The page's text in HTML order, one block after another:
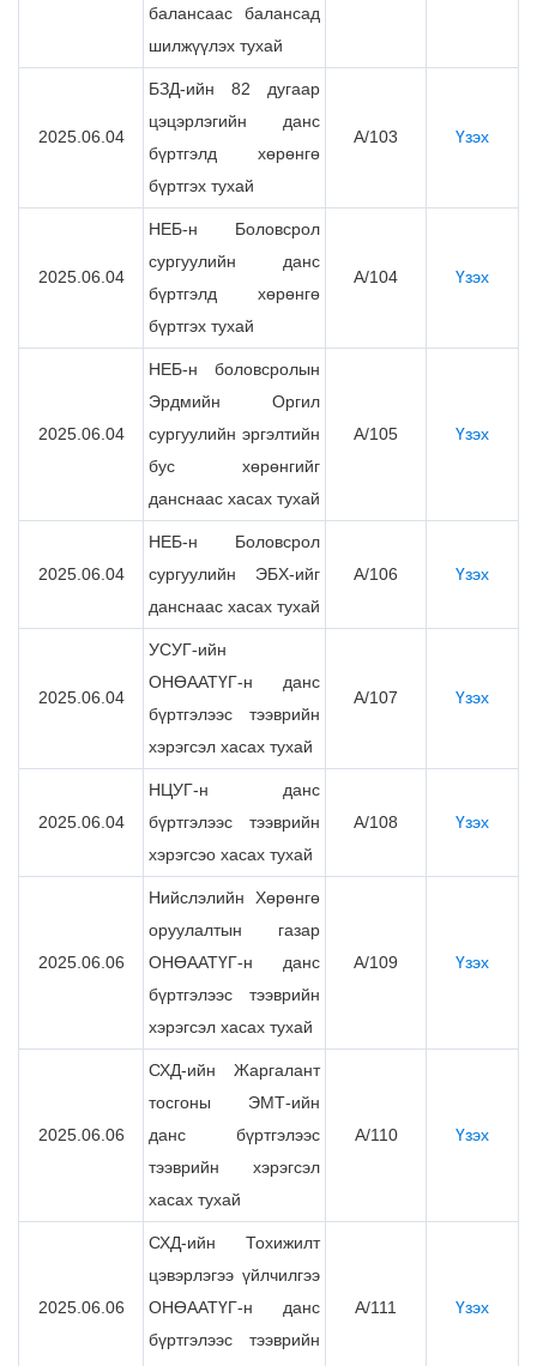
балансаас балансад
шилжүүлэх тухай
2025.06.04
БЗД-ийн 82 дугаар
цэцэрлэгийн данс
бүртгэлд хөрөнгө
бүртгэх тухай
А/103 Үзэх
2025.06.04
НЕБ-н Боловсрол
сургуулийн данс
бүртгэлд хөрөнгө
бүртгэх тухай
А/104 Үзэх
2025.06.04
НЕБ-н боловсролын
Эрдмийн Оргил
сургуулийн эргэлтийн
бус хөрөнгийг
данснаас хасах тухай
А/105 Үзэх
2025.06.04
НЕБ-н Боловсрол
сургуулийн ЭБХ-ийг
данснаас хасах тухай
А/106 Үзэх
2025.06.04
УСУГ-ийн
ОНӨААТҮГ-н данс
бүртгэлээс тээврийн
хэрэгсэл хасах тухай
А/107 Үзэх
2025.06.04
НЦУГ-н данс
бүртгэлээс тээврийн
хэрэгсэо хасах тухай
А/108 Үзэх
2025.06.06
Нийслэлийн Хөрөнгө
оруулалтын газар
ОНӨААТҮГ-н данс
бүртгэлээс тээврийн
хэрэгсэл хасах тухай
А/109 Үзэх
2025.06.06
СХД-ийн Жаргалант
тосгоны ЭМТ-ийн
данс бүртгэлээс
тээврийн хэрэгсэл
хасах тухай
А/110 Үзэх
2025.06.06
СХД-ийн Тохижилт
цэвэрлэгээ үйлчилгээ
ОНӨААТҮГ-н данс
бүртгэлээс тээврийн
А/111 Үзэх